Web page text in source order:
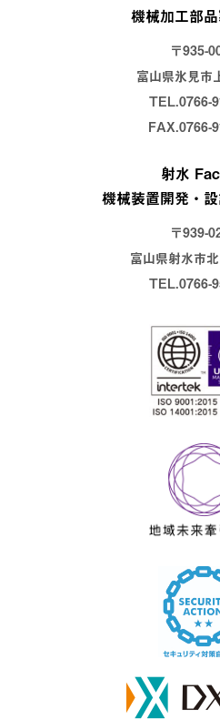
機械加工部
〒935-
富山県氷見市
TEL.0766-
FAX.0766-
射水
機械装置開発・
〒939-
富山県射水市
TEL.0766-